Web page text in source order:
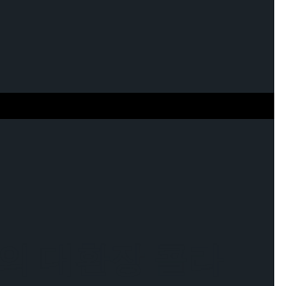
대환장 콜라